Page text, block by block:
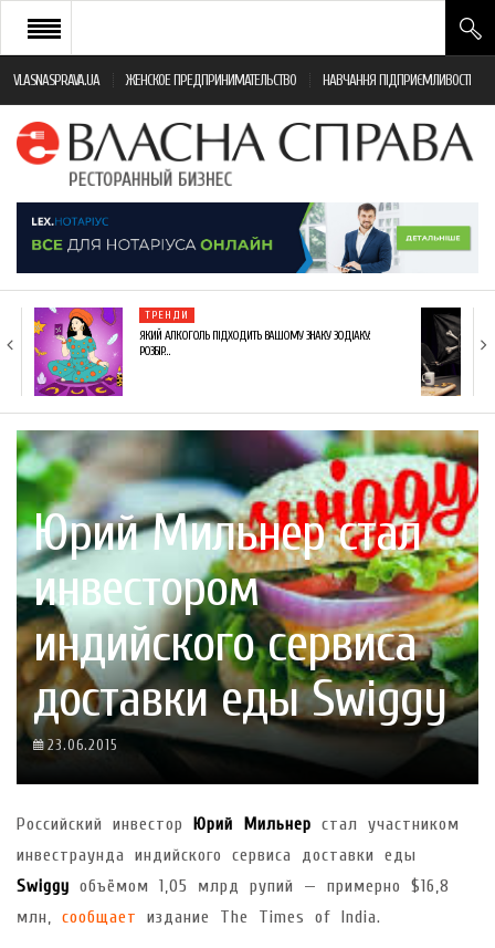
VLASNASPRAVA.UA ЖЕНСКОЕ ПРЕДПРИНИМАТЕЛЬСТВО НАВЧАННЯ ПІДПРИЄМЛИВОСТІ
НОВИНИ РЕСТОРАННОГО БІЗНЕСУ
ЯК ВІДКРИТИ ТА УСПІШНО КЕРУВАТИ
МОНІТОРИНГ ЗАКОНОДАВСТВА
ФРАНЧАЙЗИНГ
КНИГИ
ТРЕНДИ
ЯКИЙ АЛКОГОЛЬ ПІДХОДИТЬ ВАШОМУ ЗНАКУ ЗОДІАКУ:
РОЗБІР…
Юрий Мильнер стал
инвестором
индийского сервиса
доставки еды Swiggy
23.06.2015
Российский инвестор Юрий Мильнер стал участником
инвестраунда индийского сервиса доставки еды
Swiggy объёмом 1,05 млрд рупий — примерно $16,8
млн, сообщает издание The Times of India.